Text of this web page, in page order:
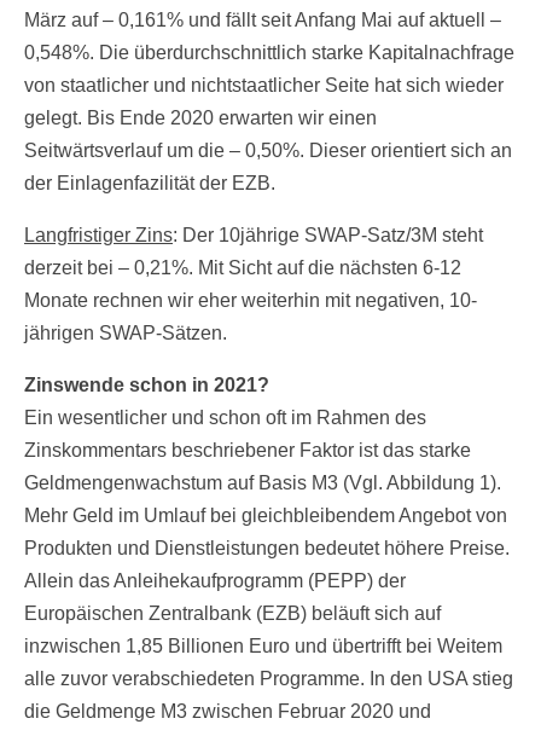
März auf – 0,161% und fällt seit Anfang Mai auf aktuell –
0,548%. Die überdurchschnittlich starke Kapitalnachfrage
von staatlicher und nichtstaatlicher Seite hat sich wieder
gelegt. Bis Ende 2020 erwarten wir einen
Seitwärtsverlauf um die – 0,50%. Dieser orientiert sich an
der Einlagenfazilität der EZB.
Langfristiger Zins: Der 10jährige SWAP-Satz/3M steht
derzeit bei – 0,21%. Mit Sicht auf die nächsten 6-12
Monate rechnen wir eher weiterhin mit negativen, 10-
jährigen SWAP-Sätzen.
Zinswende schon in 2021?
Ein wesentlicher und schon oft im Rahmen des
Zinskommentars beschriebener Faktor ist das starke
Geldmengenwachstum auf Basis M3 (Vgl. Abbildung 1).
Mehr Geld im Umlauf bei gleichbleibendem Angebot von
Produkten und Dienstleistungen bedeutet höhere Preise.
Allein das Anleihekaufprogramm (PEPP) der
Europäischen Zentralbank (EZB) beläuft sich auf
inzwischen 1,85 Billionen Euro und übertrifft bei Weitem
alle zuvor verabschiedeten Programme. In den USA stieg
die Geldmenge M3 zwischen Februar 2020 und